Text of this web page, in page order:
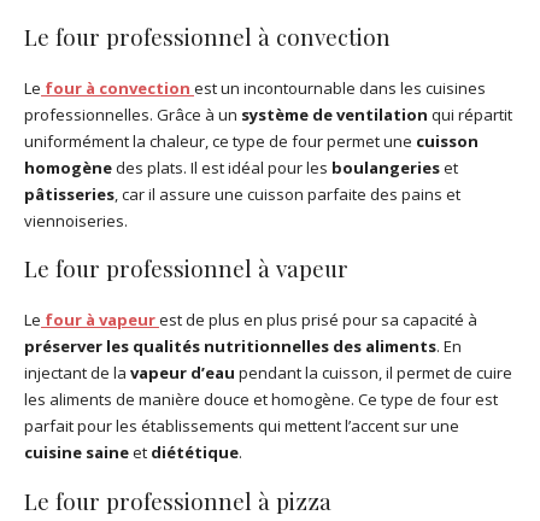
Le four professionnel à convection
Le four à convection est un incontournable dans les cuisines
professionnelles. Grâce à un système de ventilation qui répartit
uniformément la chaleur, ce type de four permet une cuisson
homogènedes plats. Il est idéal pour les boulangerieset
pâtisseries, car il assure une cuisson parfaite des pains et
viennoiseries.
Le four professionnel à vapeur
Le four à vapeurest de plus en plus prisé pour sa capacité à
préserver les qualités nutritionnelles des aliments. En
injectant de la vapeur d’eau pendant la cuisson, il permet de cuire
les aliments de manière douce et homogène. Ce type de four est
parfait pour les établissements qui mettent l’accent sur une
cuisine saineet diététique.
Le four professionnel à pizza